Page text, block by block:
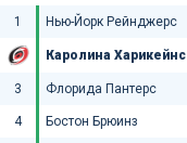
1 Нью-Йорк Рейнджерс
Каролина Харикейнс
3 Флорида Пантерс
4 Бостон Брюинз